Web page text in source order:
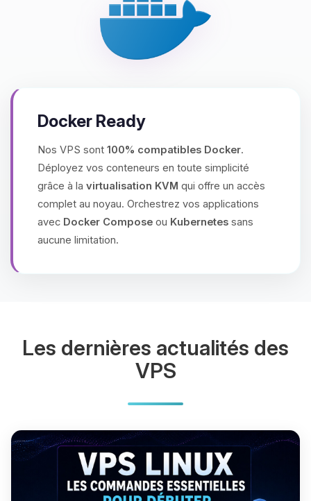
Docker Ready
Nos VPS sont 100% compatibles Docker.
Déployez vos conteneurs en toute simplicité
grâce à la virtualisation KVM qui offre un accès
complet au noyau. Orchestrez vos applications
avec Docker Compose ou Kubernetes sans
aucune limitation.
Les dernières actualités des
VPS